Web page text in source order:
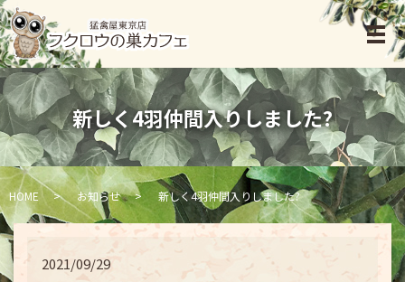
新しく4羽仲間入りしました?
HOME お知らせ 新しく4羽仲間入りしました?
2021/09/29